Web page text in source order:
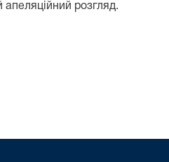
розгляд.